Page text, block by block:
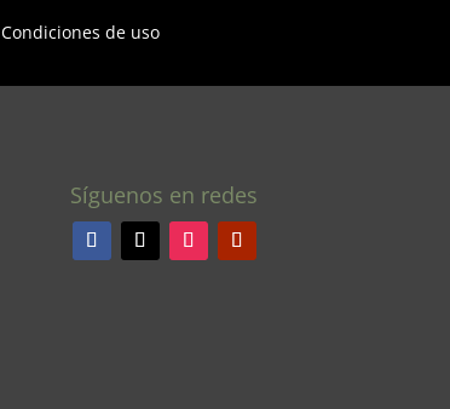
Condiciones de uso
Síguenos en redes